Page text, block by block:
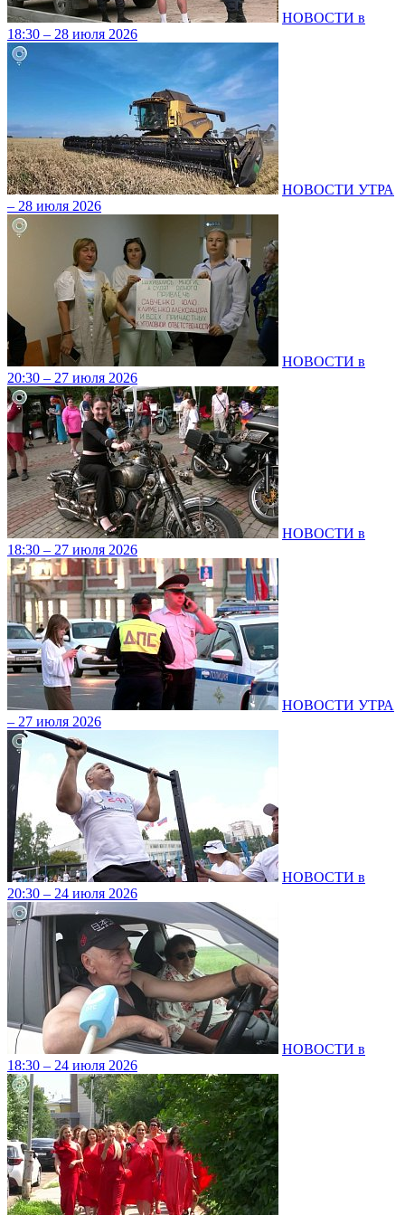
НОВОСТИ в
18:30 – 28 июля 2026
НОВОСТИ УТРА
– 28 июля 2026
НОВОСТИ в
20:30 – 27 июля 2026
НОВОСТИ в
18:30 – 27 июля 2026
НОВОСТИ УТРА
– 27 июля 2026
НОВОСТИ в
20:30 – 24 июля 2026
НОВОСТИ в
18:30 – 24 июля 2026